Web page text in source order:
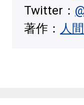
Twitter：
著作： 人